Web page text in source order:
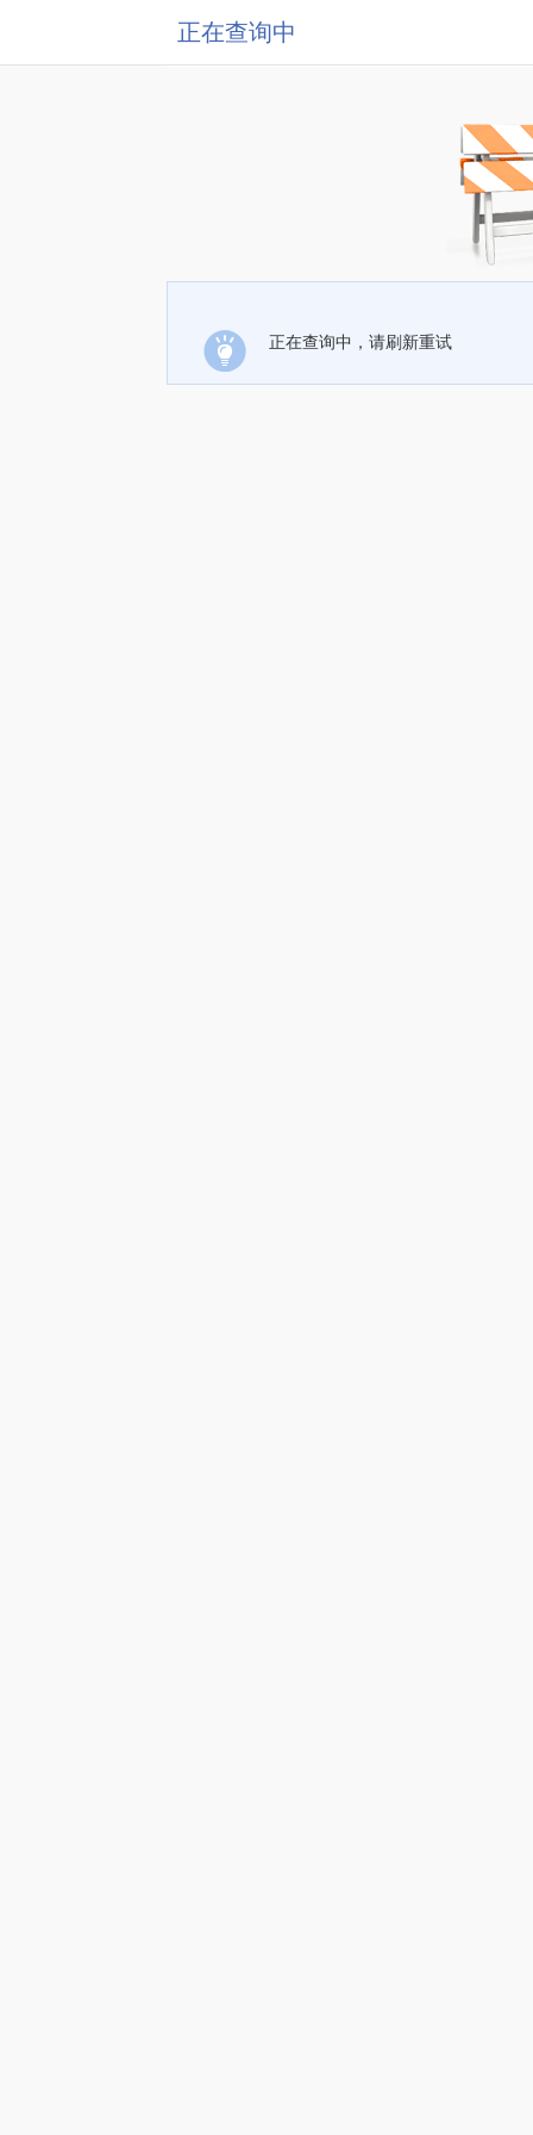
正在查询中
正在查询中，请刷新重试